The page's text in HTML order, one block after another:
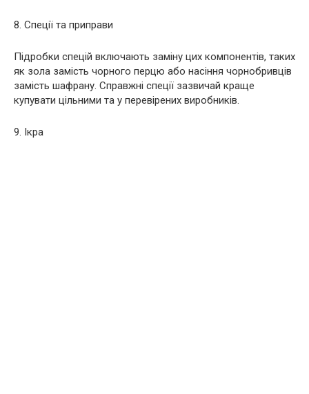
8. Спеції та приправи
Підробки спецій включають заміну цих компонентів, таких
як зола замість чорного перцю або насіння чорнобривців
замість шафрану. Справжні спеції зазвичай краще
купувати цільними та у перевірених виробників.
9. Ікра